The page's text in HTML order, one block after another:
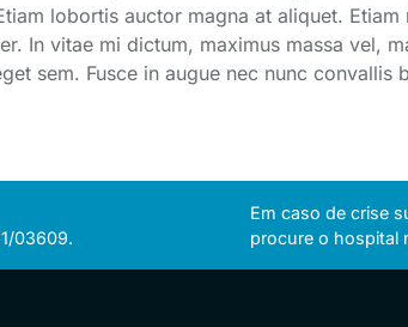
lobortis auctor magna at aliquet. Etiam
In vitae mi dictum, maximus massa vel,
sem. Fusce in augue nec nunc convallis
03609.
Em caso de crise
procure o hospital